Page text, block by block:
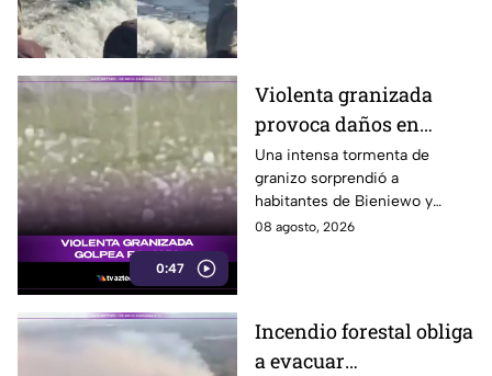
0:47
Violenta granizada
provoca daños en
vehículos en Polonia
Una intensa tormenta de
granizo sorprendió a
habitantes de Bieniewo y
provocó daños en los cristales
08 agosto, 2026
Incendio forestal obliga
a evacuar